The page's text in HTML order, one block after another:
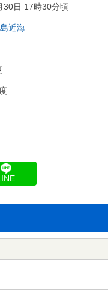
30日 17時30分頃
近海